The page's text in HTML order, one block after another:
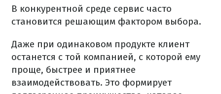
В конкурентной среде сервис часто
становится решающим фактором выбора.
Даже при одинаковом продукте клиент
останется с той компанией, с которой ему
проще, быстрее и приятнее
взаимодействовать. Это формирует